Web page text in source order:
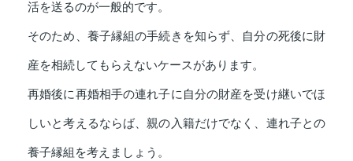
活を送るのが一般的です。
そのため、養子縁組の手続きを知らず、自分の死後に財
産を相続してもらえないケースがあります。
再婚後に再婚相手の連れ子に自分の財産を受け継いでほ
しいと考えるならば、親の入籍だけでなく、連れ子との
養子縁組を考えましょう。